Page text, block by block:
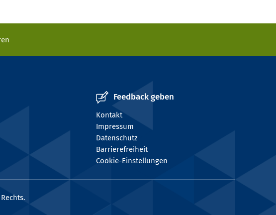
Feedback geben
Kontakt
Impressum
Datenschutz
Barrierefreiheit
Cookie-Einstellungen